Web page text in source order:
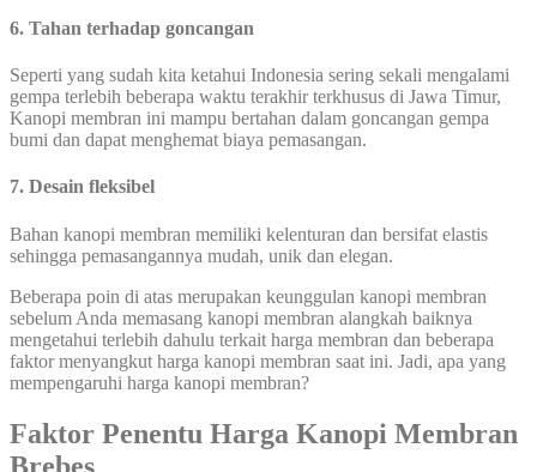
6. Tahan terhadap goncangan
Seperti yang sudah kita ketahui Indonesia sering sekali mengalami
gempa terlebih beberapa waktu terakhir terkhusus di Jawa Timur,
Kanopi membran ini mampu bertahan dalam goncangan gempa
bumi dan dapat menghemat biaya pemasangan.
7. Desain fleksibel
Bahan kanopi membran memiliki kelenturan dan bersifat elastis
sehingga pemasangannya mudah, unik dan elegan.
Beberapa poin di atas merupakan keunggulan kanopi membran
sebelum Anda memasang kanopi membran alangkah baiknya
mengetahui terlebih dahulu terkait harga membran dan beberapa
faktor menyangkut harga kanopi membran saat ini. Jadi, apa yang
mempengaruhi harga kanopi membran?
Faktor Penentu Harga Kanopi Membran
Brebes